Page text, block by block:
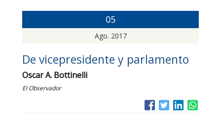
05
Ago. 2017
De vicepresidente y parlamento
Oscar A. Bottinelli
El Observador